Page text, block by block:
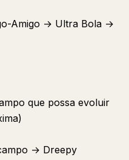
Amigo → Ultra Bola →
que possa evoluir
→ Dreepy